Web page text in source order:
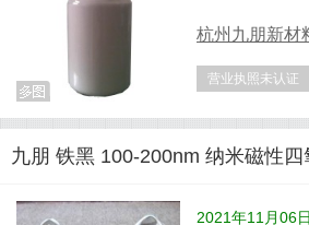
杭州九朋新材
营业执照未认证
九朋 铁黑 100-200nm 纳米磁性
2021年11月06日